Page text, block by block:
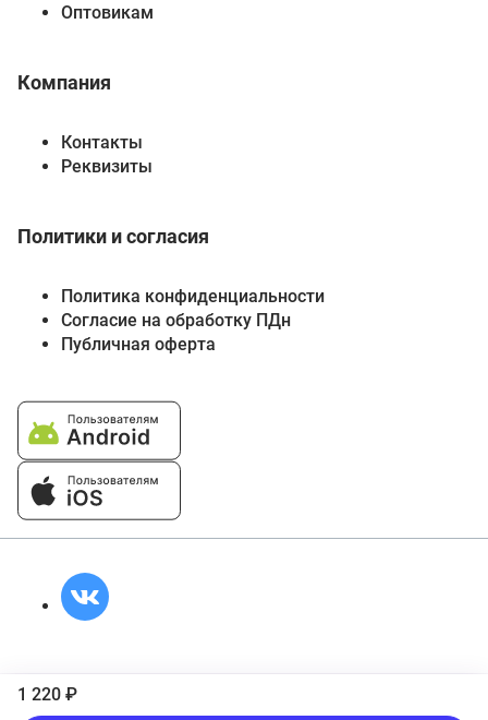
1 220 ₽
Оптовикам
Компания
Контакты
Реквизиты
Политики и согласия
Политика конфиденциальности
Согласие на обработку ПДн
Публичная оферта